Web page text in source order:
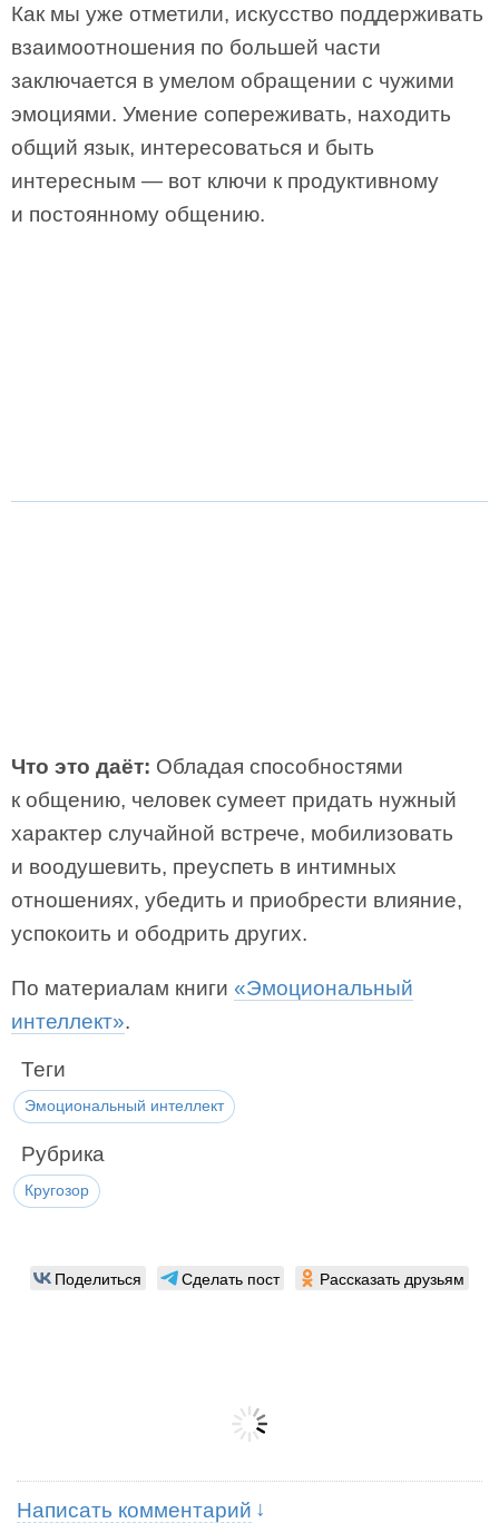
Как мы уже отметили, искусство поддерживать
взаимоотношения по большей части
заключается в умелом обращении с чужими
эмоциями. Умение сопереживать, находить
общий язык, интересоваться и быть
интересным — вот ключи к продуктивному
и постоянному общению.
Что это даёт: Обладая способностями
к общению, человек сумеет придать нужный
характер случайной встрече, мобилизовать
и воодушевить, преуспеть в интимных
отношениях, убедить и приобрести влияние,
успокоить и ободрить других.
По материалам книги «Эмоциональный
интеллект».
Теги
Эмоциональный интеллект
Рубрика
Кругозор
Поделиться Сделать пост Рассказать друзьям
Написать комментарий